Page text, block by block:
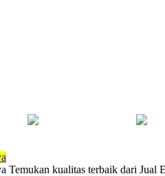
kualitas terbaik dari